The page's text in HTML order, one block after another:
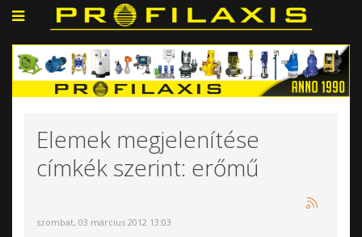
Elemek megjelenítése
címkék szerint: erőmű
szombat, 03 március 2012 13:03